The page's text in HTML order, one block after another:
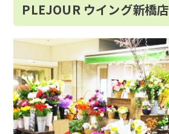
PLEJOUR ウイング新橋店